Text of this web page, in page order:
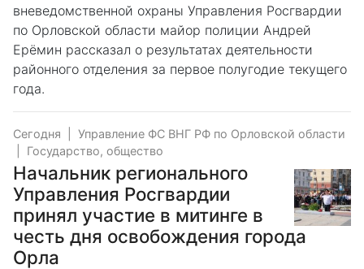
вневедомственной охраны Управления Росгвардии
по Орловской области майор полиции Андрей
Ерёмин рассказал о результатах деятельности
районного отделения за первое полугодие текущего
года.
Сегодня
Управление ФС ВНГ РФ по Орловской области
Государство, общество
Начальник регионального
Управления Росгвардии
принял участие в митинге в
честь дня освобождения города
Орла